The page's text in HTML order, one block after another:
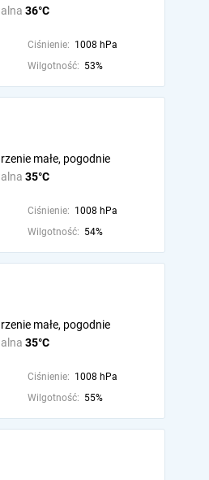
36°C
Ciśnienie: 1008 hPa
Wilgotność: 53%
35°C
małe, pogodnie
Ciśnienie: 1008 hPa
Wilgotność: 54%
35°C
małe, pogodnie
Ciśnienie: 1008 hPa
Wilgotność: 55%